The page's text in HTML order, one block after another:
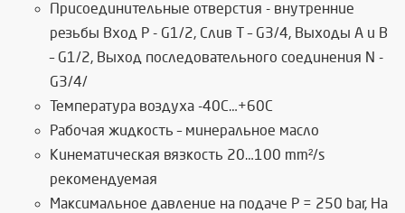
Присоединительные отверстия - внутренние
резьбы Вход Р - G1/2, Слив Т – G3/4, Выходы А и В
– G1/2, Выход последовательного соединения N -
G3/4/
Температура воздуха -40C…+60C
Рабочая жидкость – минеральное масло
Кинематическая вязкость 20…100 mm²/s
рекомендуемая
Максимальное давление на подаче P = 250 bar, На